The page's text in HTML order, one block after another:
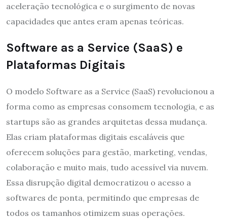
aceleração tecnológica e o surgimento de novas
capacidades que antes eram apenas teóricas.
Software as a Service (SaaS) e
Plataformas Digitais
O modelo Software as a Service (SaaS) revolucionou a
forma como as empresas consomem tecnologia, e as
startups são as grandes arquitetas dessa mudança.
Elas criam plataformas digitais escaláveis que
oferecem soluções para gestão, marketing, vendas,
colaboração e muito mais, tudo acessível via nuvem.
Essa disrupção digital democratizou o acesso a
softwares de ponta, permitindo que empresas de
todos os tamanhos otimizem suas operações.